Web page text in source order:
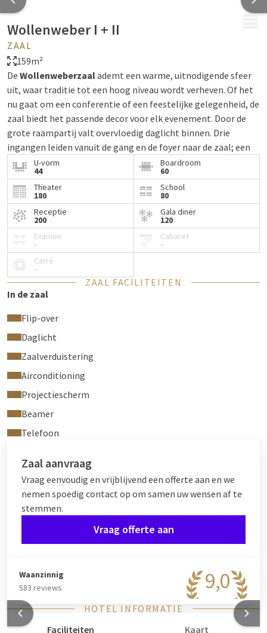
Wollenweber I + II
ZAAL
159m²
De Wollenweberzaalademt een warme, uitnodigende sfeer
uit, waar traditie tot een hoog niveau wordt verheven. Of het
nu gaat om een conferentie of een feestelijke gelegenheid, de
zaal biedt het passende decor voor elk evenement. Door de
grote raampartij valt overvloedig daglicht binnen. Drie
ingangen leiden vanuit de gang en de foyer naar de zaal; een
geluidsdichte scheidingswand maakt het mogelijk de ruimte
op te delen inWollenweber IenII.
In de foyer bevindt zich een uitnodigende pauzeruimte met
koffie- en theefaciliteiten. De verhoogde zitplaatsen zorgen
hier voor een aangename afwisseling.
Wollenweberzaal I + II kunnen tot
plaatsnemen in parlementaire opstelling.
Eenstaande receptiein deWollenweberzaal I + IIen in de
foyer biedt plaats aan maximaal
[iframe]
U-vorm
44
Boardroom
60
Theater
180
School
80
Receptie
200
Gala diner
120
Examen
-
Cabaret
-
Carré
-
ZAAL FACILITEITEN
In de zaal
Flip-over
Daglicht
Zaalverduistering
Airconditioning
Projectiescherm
Beamer
Telefoon
Zaal aanvraag
Vraag eenvoudig en vrijblijvend een offerte aan en we
nemen spoedig contact op om samen uw wensen af te
stemmen.
Vraag offerte aan
9,0
Waanzinnig
583 reviews
HOTEL INFORMATIE
Faciliteiten
Kaart